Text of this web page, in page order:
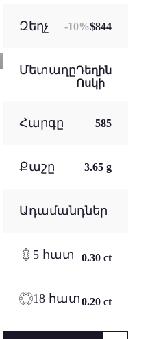
Զեղչ -10%$844
ՄետաղըԴեղին
Ոսկի
Հարգը 585
Քաշը 3.65 g
Ադամանդներ
5 հատ 0.30 ct
18 հատ0.20 ct